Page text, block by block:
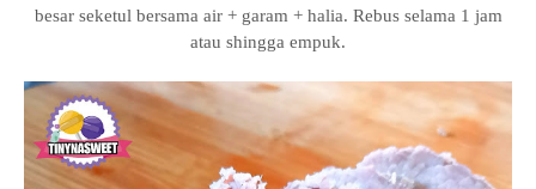
besar seketul bersama air + garam + halia. Rebus selama 1 jam
atau shingga empuk.